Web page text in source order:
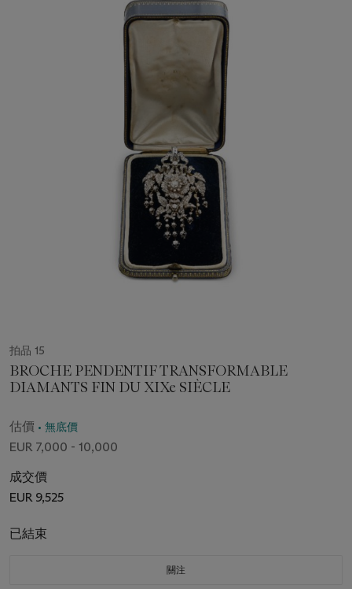
拍品 15
BROCHE PENDENTIF TRANSFORMABLE
DIAMANTS FIN DU XIXe SIÈCLE
估價 • 無底價
EUR 7,000 - 10,000
成交價
EUR 9,525
已結束
關注